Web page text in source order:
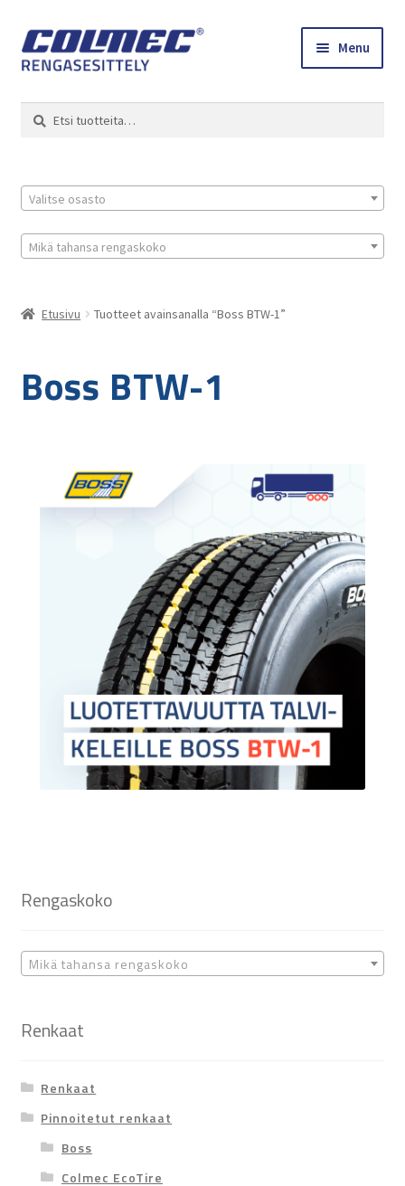
Skip
to
Skip
to
Menu
Colmec
0 tuotetta tarjouspyynnössä
Etsi:
Haku
Valitse osasto
Mikä tahansa rengaskoko
Etusivu Tuotteet avainsanalla “Boss BTW-1”
Boss BTW-1
Rengaskoko
Mikä tahansa rengaskoko
Renkaat
Renkaat
Pinnoitetut renkaat
Boss
Colmec EcoTire